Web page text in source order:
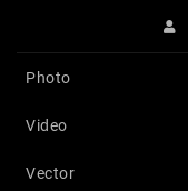
Photo
Video
Vector